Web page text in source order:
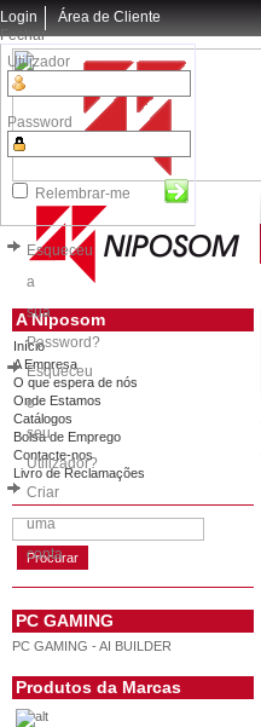
Login
Fechar
Utilizador
Password
Relembrar-me
Esqueceu
a
sua
Password?
Esqueceu
o
seu
Utilizador?
Criar
uma
conta
Área de Cliente
A Niposom
Início
A Empresa
O que espera de nós
Onde Estamos
Catálogos
Bolsa de Emprego
Contacte-nos
Livro de Reclamações
PC GAMING
PC GAMING - AI BUILDER
Produtos da Marcas